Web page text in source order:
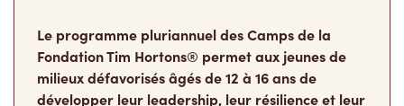
Fondation Tim Hortons® permet aux jeunes de
milieux défavorisés âgés de 12 à 16 ans de
développer leur leadership, leur résilience et leur
sens des responsabilités, au moment carrefour